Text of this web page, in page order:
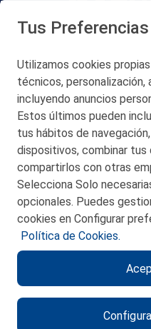
San Martín 5-
© 2026
POLITICA
Tus
Utilizamos cookies
técnicos, personalización,
incluyendo anuncios
Estos últimos pueden
tus hábitos de
dispositivos, combinar tus
compartirlos con otras
Selecciona Solo
opcionales. Puedes
cookies en Configurar
Política de Cookies.